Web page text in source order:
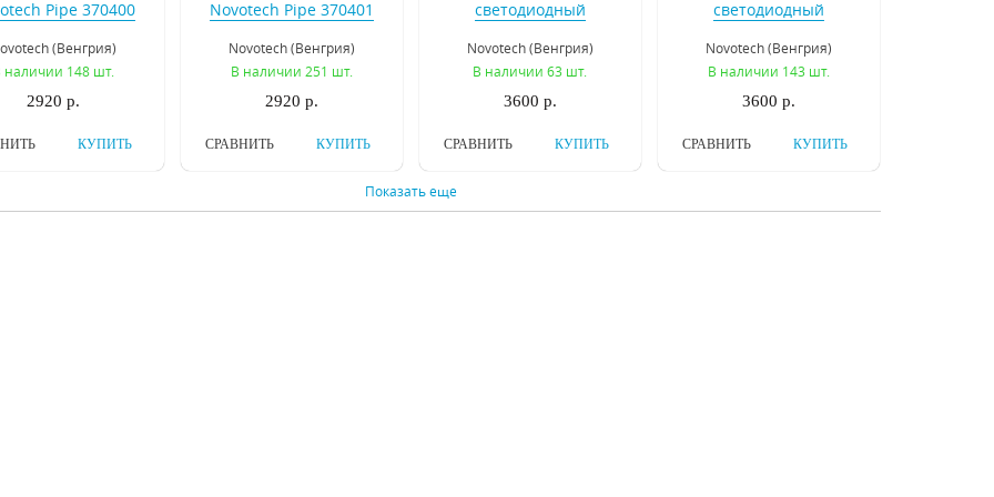
Pipe 370400
(Венгрия)
наличии 148 шт.
2920 р.
КУПИТЬ
Novotech Pipe 370401
Novotech (Венгрия)
В наличии 251 шт.
2920 р.
КУПИТЬ
СРАВНИТЬ
светодиодный
Arum 357692
Novotech (Венгрия)
В наличии 63 шт.
3600 р.
КУПИТЬ
СРАВНИТЬ
светодиодный
Arum 357693
Novotech (Венгрия)
В наличии 143 шт.
3600 р.
КУПИТЬ
СРАВНИТЬ
Показать еще